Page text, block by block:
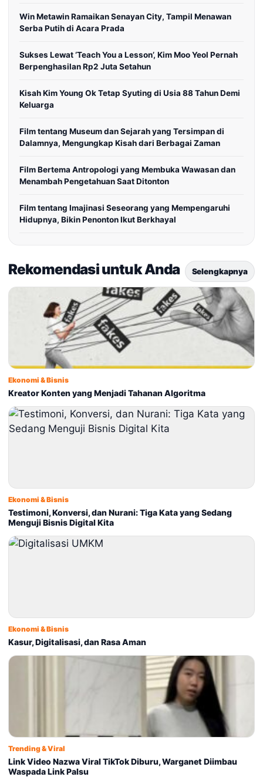
Win Metawin Ramaikan Senayan City, Tampil Menawan
Serba Putih di Acara Prada
Sukses Lewat ‘Teach You a Lesson’, Kim Moo Yeol Pernah
Berpenghasilan Rp2 Juta Setahun
Kisah Kim Young Ok Tetap Syuting di Usia 88 Tahun Demi
Keluarga
Film tentang Museum dan Sejarah yang Tersimpan di
Dalamnya, Mengungkap Kisah dari Berbagai Zaman
Film Bertema Antropologi yang Membuka Wawasan dan
Menambah Pengetahuan Saat Ditonton
Film tentang Imajinasi Seseorang yang Mempengaruhi
Hidupnya, Bikin Penonton Ikut Berkhayal
Rekomendasi untuk Anda Selengkapnya
Ekonomi & Bisnis
Kreator Konten yang Menjadi Tahanan Algoritma
Ekonomi & Bisnis
Testimoni, Konversi, dan Nurani: Tiga Kata yang Sedang
Menguji Bisnis Digital Kita
Ekonomi & Bisnis
Kasur, Digitalisasi, dan Rasa Aman
Trending & Viral
Link Video Nazwa Viral TikTok Diburu, Warganet Diimbau
Waspada Link Palsu